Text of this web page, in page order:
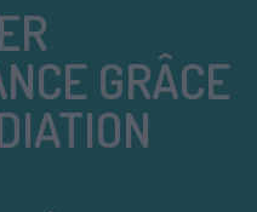
GRÂCE